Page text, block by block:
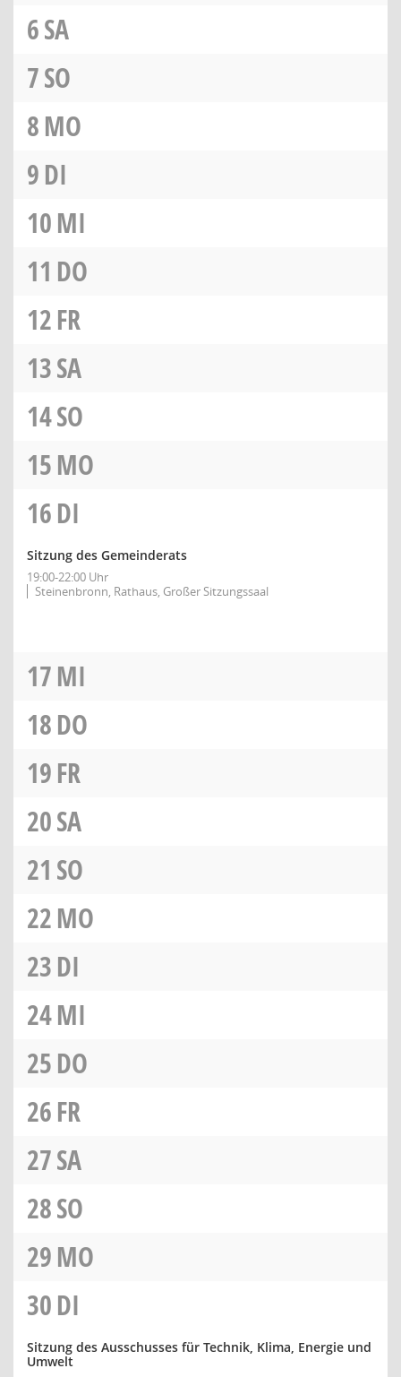
6SA
7SO
8MO
9DI
10MI
11 DO
12FR
13SA
14SO
15MO
16DI
Sitzung des Gemeinderats
19:00-22:00 Uhr
Steinenbronn, Rathaus, Großer Sitzungssaal
17MI
18DO
19FR
20SA
21 SO
22MO
23DI
24MI
25DO
26FR
27SA
28SO
29MO
30DI
Sitzung des Ausschusses für Technik, Klima, Energie und
Umwelt